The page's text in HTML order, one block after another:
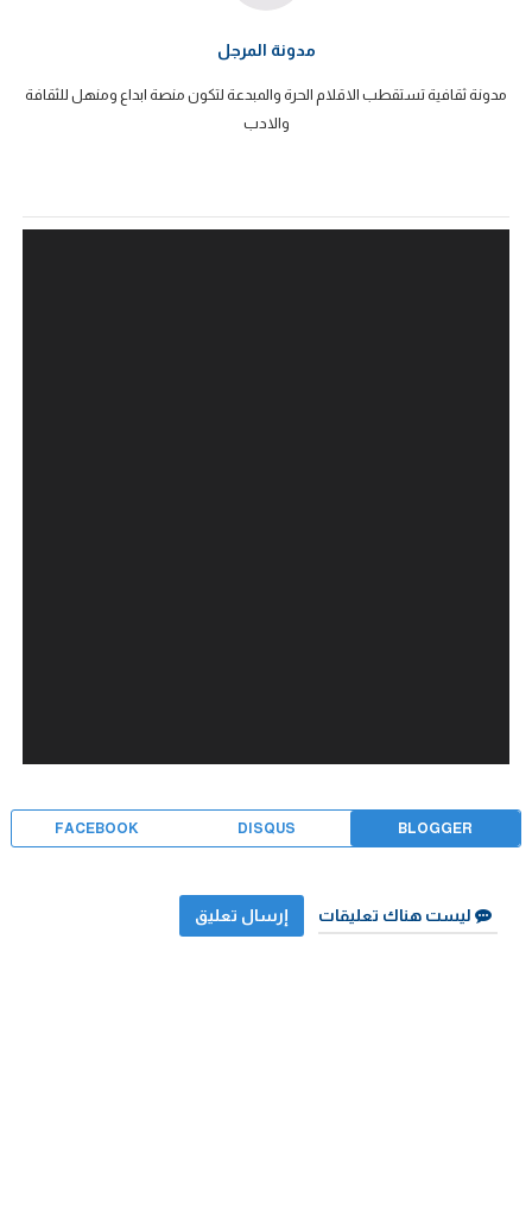
مدونة المرجل
مدونة ثقافية تستقطب الاقلام الحرة والمبدعة لتكون منصة ابداع ومنهل للثقافة
والادب
BLOGGER
DISQUS
FACEBOOK
ليست هناك تعليقات إرسال تعليق